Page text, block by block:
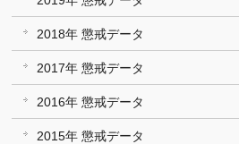
2018年 懲戒データ
2017年 懲戒データ
2016年 懲戒データ
2015年 懲戒データ